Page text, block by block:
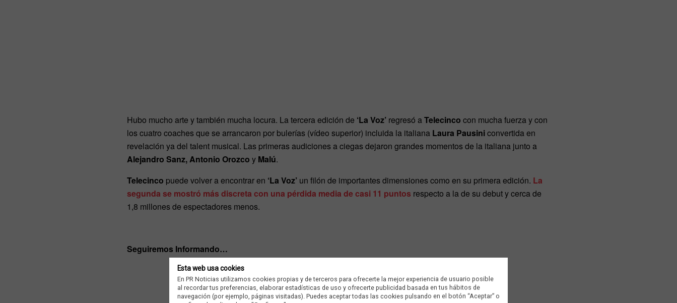
Hubo mucho arte y también mucha locura. La tercera edición de ‘La Voz’ regresó aTelecinco con mucha fuerza y con
los cuatro coaches que se arrancaron por bulerías (vídeo superior) incluida la italiana Laura Pausiniconvertida en
revelación ya del talent musical. Las primeras audiciones a ciegas dejaron grandes momentos de la italiana junto a
Alejandro Sanz, Antonio Orozco y Malú.
Telecinco puede volver a encontrar en ‘La Voz’ un filón de importantes dimensiones como en su primera edición. La
segunda se mostró más discreta con una pérdida media de casi 11 puntos respecto a la de su debut y cerca de
1,8 millones de espectadores menos.
Seguiremos Informando…
Ad
Esta web usa cookies
En PR Noticias utilizamos cookies propias y de terceros para ofrecerte la mejor experiencia de usuario posible
al recordar tus preferencias, elaborar estadísticas de uso y ofrecerte publicidad basada en tus hábitos de
navegación (por ejemplo, páginas visitadas). Puedes aceptar todas las cookies pulsando en el botón “Aceptar” o